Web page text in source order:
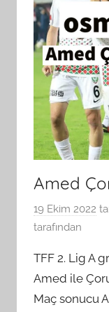
Amed
19 Ekim 2022
tarafından
TFF 2. Lig A
Amed ile
Maç sonucu